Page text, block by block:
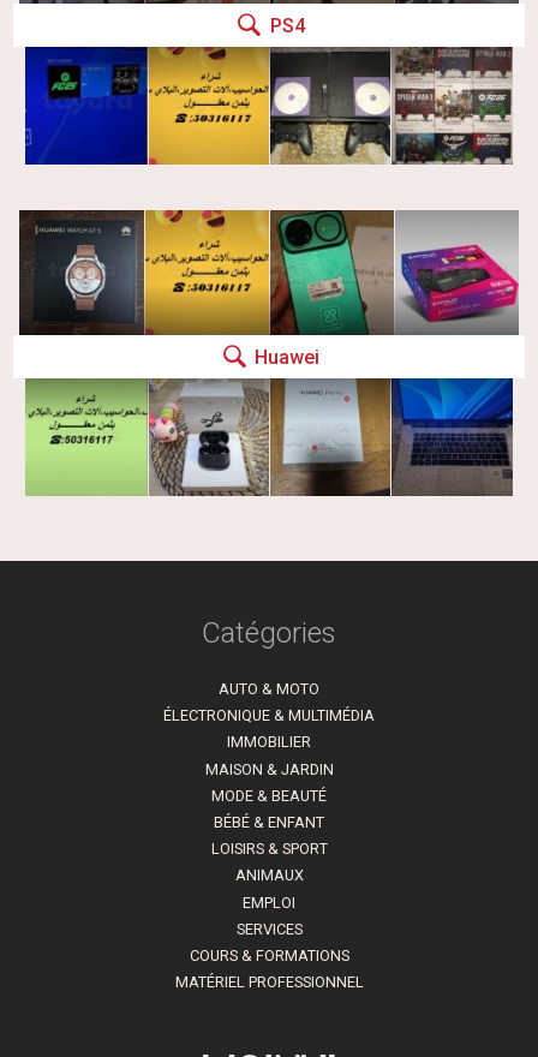
PS4
Huawei
Catégories
AUTO & MOTO
ÉLECTRONIQUE & MULTIMÉDIA
IMMOBILIER
MAISON & JARDIN
MODE & BEAUTÉ
BÉBÉ & ENFANT
LOISIRS & SPORT
ANIMAUX
EMPLOI
SERVICES
COURS & FORMATIONS
MATÉRIEL PROFESSIONNEL